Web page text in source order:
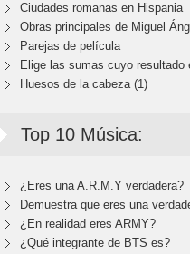
Ciudades romanas en Hispania
Obras principales de Miguel
Parejas de película
Elige las sumas cuyo resultado
Huesos de la cabeza (1)
Top 10 Música:
¿Eres una A.R.M.Y verdadera?
Demuestra que eres una
¿En realidad eres ARMY?
¿Qué integrante de BTS es?